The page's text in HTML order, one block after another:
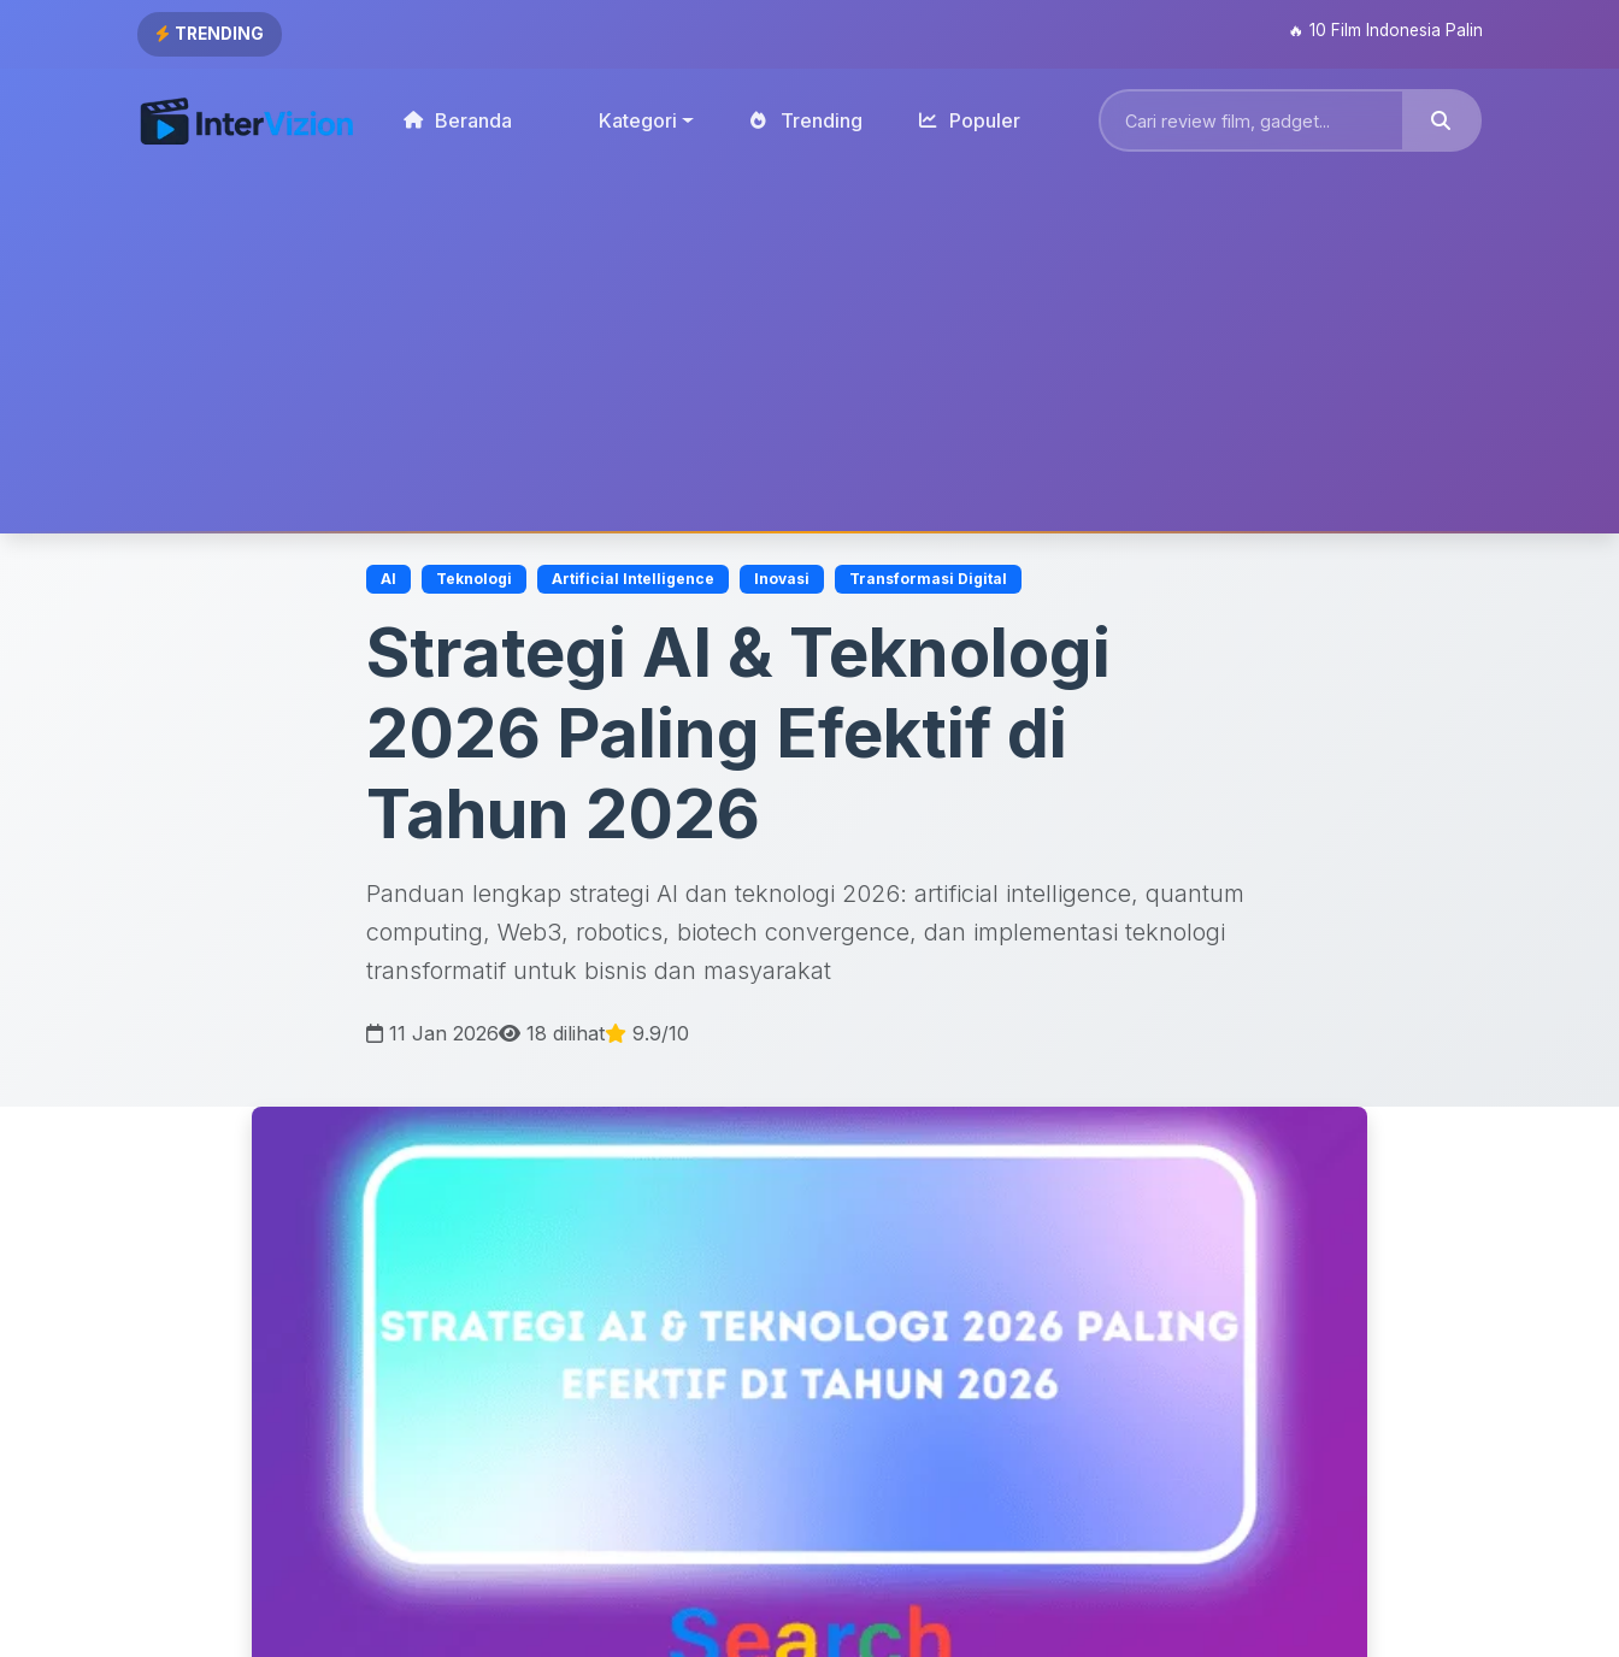
TRENDING 10 Film Indonesia Paling Ditunggu 2026: Dari
Beranda Kategori Trending Populer
AI Teknologi Artificial Intelligence Inovasi Transformasi Digital
Strategi AI & Teknologi
2026 Paling Efektif di
Tahun 2026
Panduan lengkap strategi AI dan teknologi 2026: artificial intelligence, quantum
computing, Web3, robotics, biotech convergence, dan implementasi teknologi
transformatif untuk bisnis dan masyarakat
11 Jan 2026 18 dilihat 9.9/10